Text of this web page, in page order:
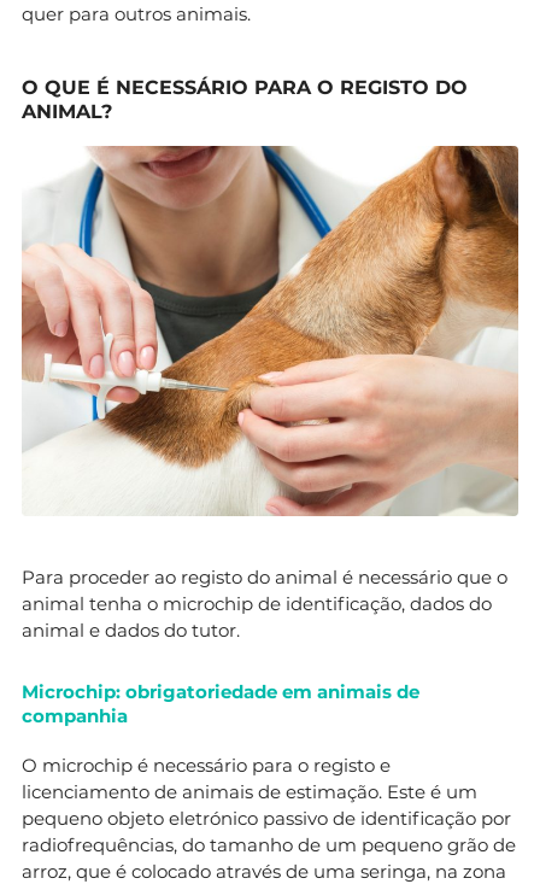
quer para outros animais.
O QUE É NECESSÁRIO PARA O REGISTO DO
ANIMAL?
Para proceder ao registo do animal é necessário que o
animal tenha o microchip de identificação, dados do
animal e dados do tutor.
Microchip: obrigatoriedade em animais de
companhia
O microchip é necessário para o registo e
licenciamento de animais de estimação. Este é um
pequeno objeto eletrónico passivo de identificação por
radiofrequências, do tamanho de um pequeno grão de
arroz, que é colocado através de uma seringa, na zona